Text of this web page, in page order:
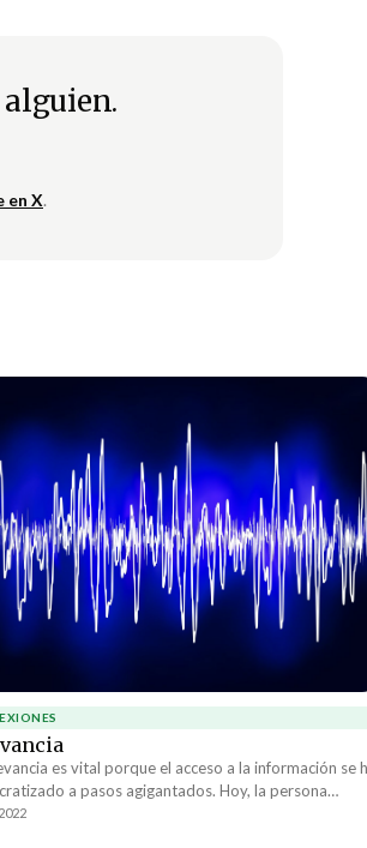
en X.
es vital porque el acceso a la información se
a pasos agigantados. Hoy, la persona
maneja mucho más información que los más